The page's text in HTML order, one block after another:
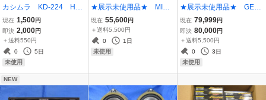
カシムラ KD-224 HD
MI変換ケーブル iPhone
専用 3ｍ ≪未使用品≫
現在 1,500円
即決 2,000円
＋送料550円
0
5日
未使用
★展示未使用品★ MID
RMP RACING GR12 16×
6.0J +43 4/100 4本
セット
現在 55,600円
＋送料5,500円
0
1日
未使用
★展示未使用品★ GEXS
IS GM210 19×7.0 +40
5/1143 4本セット
現在 79,999円
即決 80,000円
＋送料5,500円
0
3日
未使用
NEW